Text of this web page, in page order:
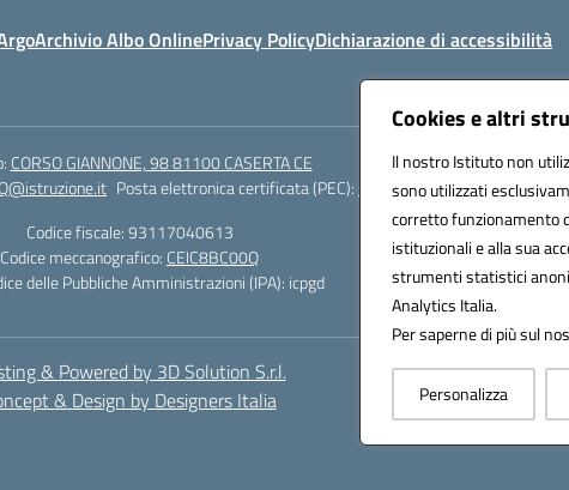
Cookies e altri
Il nostro Istituto non
sono utilizzati
corretto funzionamento
istituzionali e alla sua
strumenti statistici
Analytics Italia.
Per saperne di più sul
Personalizza
Archivio Albo OnlinePrivacy PolicyDichiarazione di accessibilità
CORSO GIANNONE, 98 81100 CASERTA CE
Posta elettronica certificata (PEC):
Codice fiscale: 93117040613
Codice meccanografico: CEIC8BC00Q
delle Pubbliche Amministrazioni (IPA): icpgd
& Powered by 3D Solution S.r.l.
& Design by Designers Italia